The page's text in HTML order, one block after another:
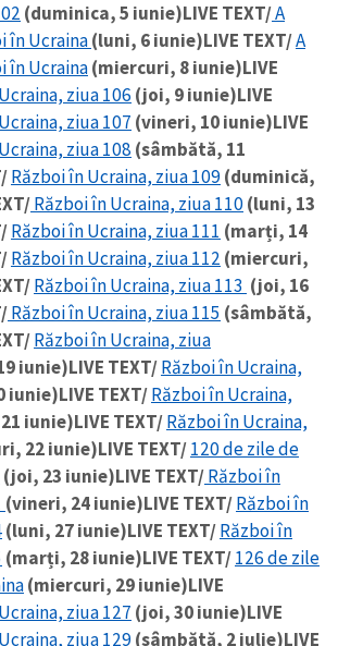
(duminica, 5 iunie)LIVE TEXT/A
în Ucraina(luni, 6 iunie)LIVE TEXT/A
în Ucraina(miercuri, 8 iunie)LIVE
ziua 106 (joi, 9 iunie)LIVE
ziua 107 (vineri, 10 iunie)LIVE
ziua 108 (sâmbătă, 11
Război în Ucraina, ziua 109(duminică,
Război în Ucraina, ziua 110(luni, 13
Război în Ucraina, ziua 111 (marți, 14
Război în Ucraina, ziua 112 (miercuri,
Război în Ucraina, ziua 113 (joi, 16
Război în Ucraina, ziua 115 (sâmbătă,
Război în Ucraina, ziua
iunie)LIVE TEXT/Război în Ucraina,
iunie)LIVE TEXT/Război în Ucraina,
iunie)LIVE TEXT/Război în Ucraina,
22 iunie)LIVE TEXT/120 de zile de
(joi, 23 iunie)LIVE TEXT/Război în
(vineri, 24 iunie)LIVE TEXT/Război în
(luni, 27 iunie)LIVE TEXT/Război în
(marți, 28 iunie)LIVE TEXT/126 de zile
(miercuri, 29 iunie)LIVE
ziua 127 (joi, 30 iunie)LIVE
ziua 129(sâmbătă, 2 iulie)LIVE